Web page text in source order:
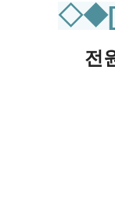
◇◆[:
전